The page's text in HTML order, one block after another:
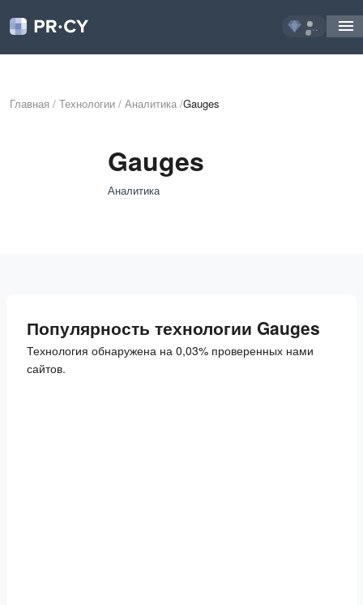
...
Главная / Технологии / Аналитика /Gauges
Gauges
Аналитика
Популярность технологии Gauges
Технология обнаружена на 0,03% проверенных нами
сайтов.